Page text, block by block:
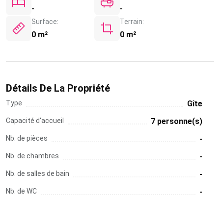
- -
Surface:
0 m²
Terrain:
0 m²
Détails De La Propriété
Type Gîte
Capacité d'accueil 7 personne(s)
Nb. de pièces -
Nb. de chambres -
Nb. de salles de bain -
Nb. de WC -